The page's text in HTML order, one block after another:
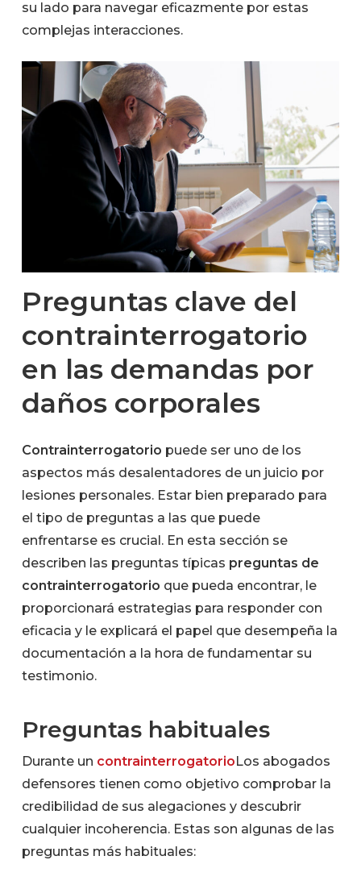
su lado para navegar eficazmente por estas
complejas interacciones.
Preguntas clave del
contrainterrogatorio
en las demandas por
daños corporales
Contrainterrogatorio puede ser uno de los
aspectos más desalentadores de un juicio por
lesiones personales. Estar bien preparado para
el tipo de preguntas a las que puede
enfrentarse es crucial. En esta sección se
describen las preguntas típicas preguntas de
contrainterrogatorio que pueda encontrar, le
proporcionará estrategias para responder con
eficacia y le explicará el papel que desempeña la
documentación a la hora de fundamentar su
testimonio.
Preguntas habituales
Durante un contrainterrogatorio Los abogados
defensores tienen como objetivo comprobar la
credibilidad de sus alegaciones y descubrir
cualquier incoherencia. Estas son algunas de las
preguntas más habituales: